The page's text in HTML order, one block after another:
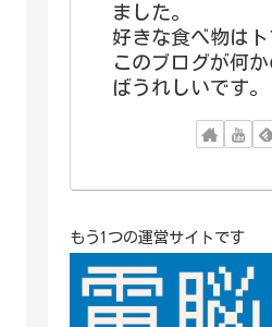
ました。
好きな食べ物はト
このブログが何
ばうれしいです。
もう1つの運営サイトです